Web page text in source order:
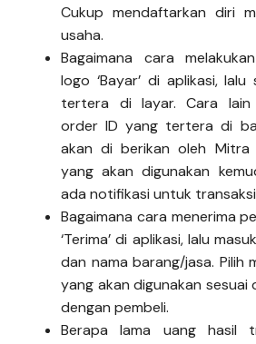
Cukup mendaftarkan diri
usaha.
Bagaimana cara
logo ‘Bayar’ di aplikasi,
tertera di layar. Cara lain
order ID yang tertera di
akan di berikan oleh Mitra
yang akan digunakan
ada notifikasi untuk
Bagaimana cara menerima
‘Terima’ di aplikasi, lalu
dan nama barang/jasa. Pilih
yang akan digunakan sesuai
dengan pembeli.
Berapa lama uang hasil